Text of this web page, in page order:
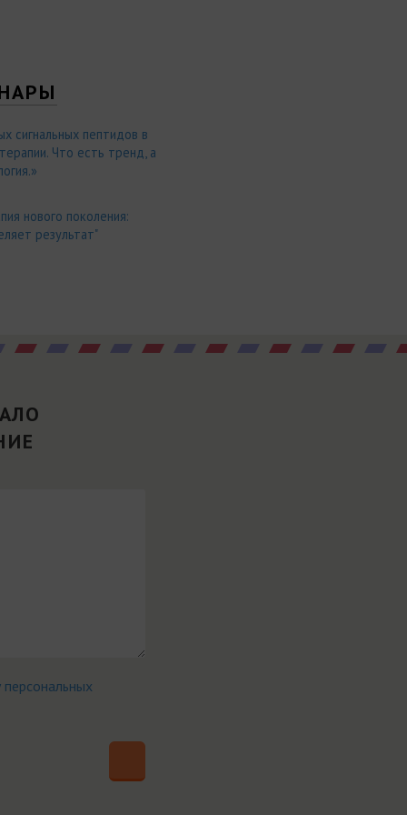
сигнальных пептидов в
Что есть тренд, а
нового поколения:
результат"